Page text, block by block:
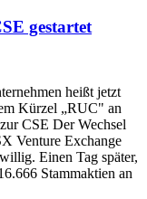
gestartet
heißt jetzt
Kürzel „RUC" an
CSE Der Wechsel
Venture Exchange
Einen Tag später,
Stammaktien an